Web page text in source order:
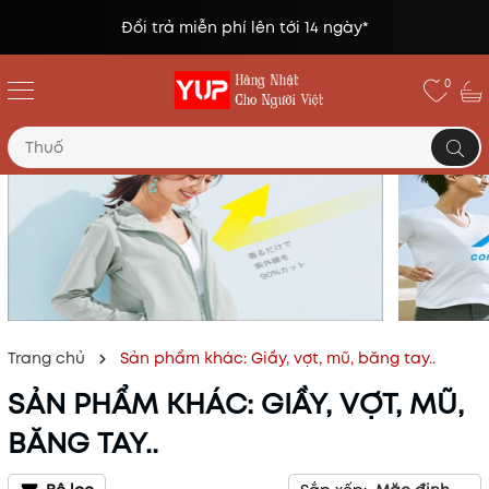
Đổi trả miễn phí lên tới 14 ngày*
0
Trang chủ Sản phẩm khác: Giầy, vợt, mũ, băng tay..
SẢN PHẨM KHÁC: GIẦY, VỢT, MŨ,
BĂNG TAY..